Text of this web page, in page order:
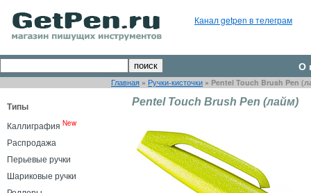
Канал getpen в телеграм
О
Главная » Ручки-кисточки » Pentel Touch Brush Pen
Типы
Каллиграфия New
Распродажа
Перьевые ручки
Шариковые ручки
Pentel Touch Brush Pen (лайм)